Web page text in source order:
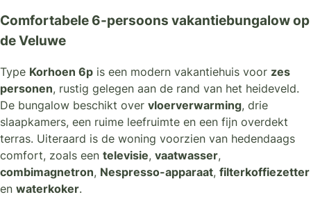
Comfortabele 6-persoons vakantiebungalow op
de Veluwe
Type Korhoen 6p is een modern vakantiehuis voor zes
personen, rustig gelegen aan de rand van het heideveld.
De bungalow beschikt over vloerverwarming, drie
slaapkamers, een ruime leefruimte en een fijn overdekt
terras. Uiteraard is de woning voorzien van hedendaags
comfort, zoals een televisie, vaatwasser,
combimagnetron, Nespresso-apparaat, filterkoffiezetter
en waterkoker.